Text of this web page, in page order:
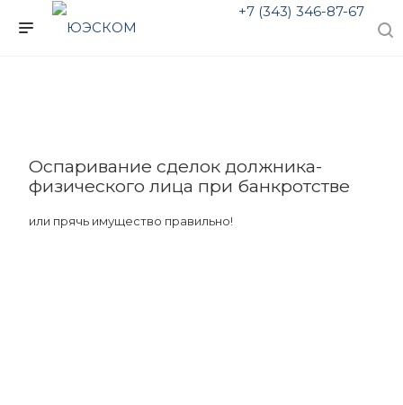
+7 (343) 346-87-67
Оспаривание сделок должника-
физического лица при банкротстве
или прячь имущество правильно!